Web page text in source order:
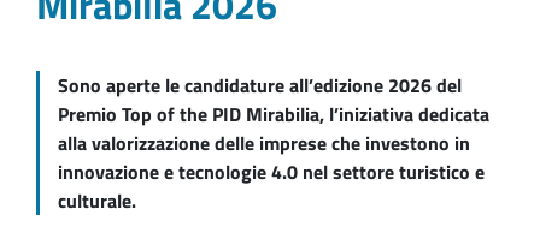
Sono aperte le candidature all’edizione 2026 del
Premio Top of the PID Mirabilia, l’iniziativa dedicata
alla valorizzazione delle imprese che investono in
innovazione e tecnologie 4.0 nel settore turistico e
culturale.